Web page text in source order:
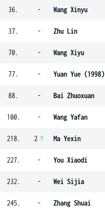
36. - Wang Xinyu
37. - Zhu Lin
70. - Wang Xiyu
77. - Yuan Yue (1998)
88. - Bai Zhuoxuan
100. - Wang Yafan
218. 2 Ma Yexin
227. - You Xiaodi
232. - Wei Sijia
245. - Zhang Shuai